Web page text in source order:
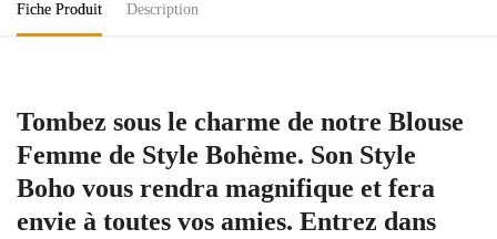
Fiche Produit Description
Tombez sous le charme de notre Blouse
Femme de Style Bohème. Son Style
Boho vous rendra magnifique et fera
envie à toutes vos amies. Entrez dans